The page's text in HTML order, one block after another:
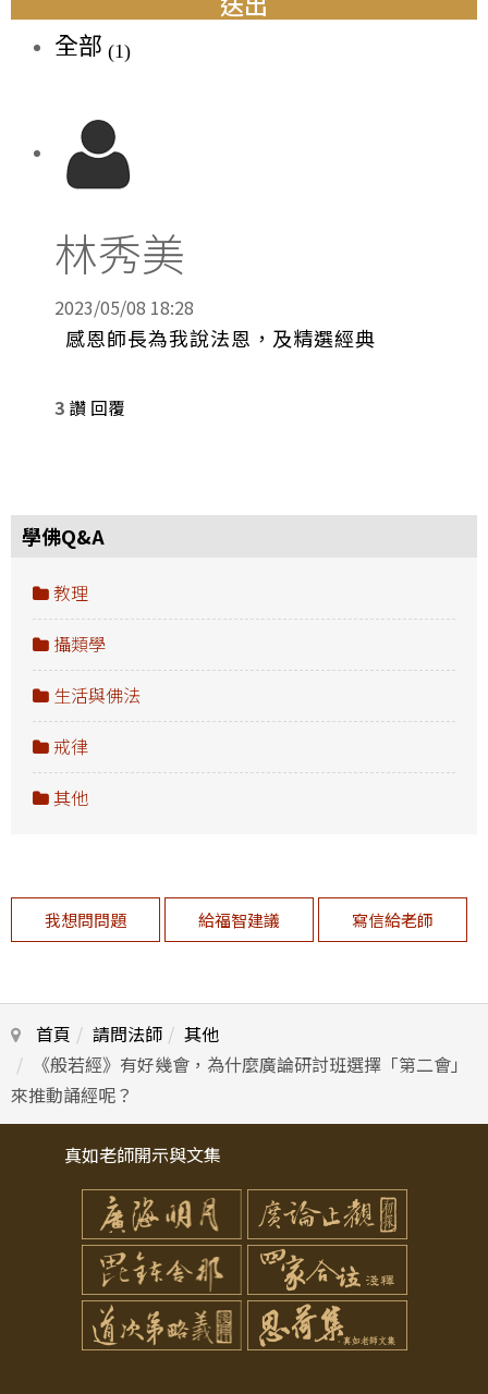
全部 (1)
林秀美
2023/05/08 18:28
感恩師長為我說法恩，及精選經典
3 讚 回覆
學佛Q&A
教理
攝類學
生活與佛法
戒律
其他
我想問問題 給福智建議 寫信給老師
首頁 請問法師
其他
《般若經》有好幾會，為什麼廣論研討班選擇「第二會」
來推動誦經呢？
真如老師開示與文集